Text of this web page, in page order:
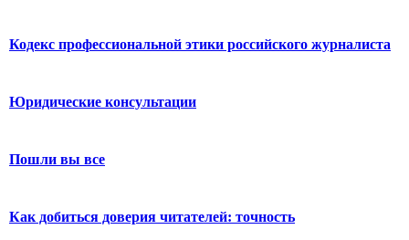
Кодекс профессиональной этики российского журналиста
Юридические консультации
Пошли вы все
Как добиться доверия читателей: точность